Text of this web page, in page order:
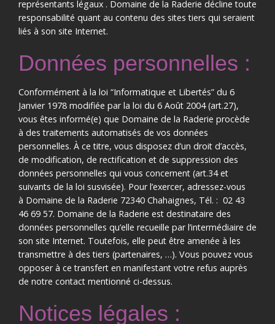
représentants légaux . Domaine de la Raderie décline toute
responsabilité quant au contenu des sites tiers qui seraient
liés à son site Internet.
Données personnelles :
Conformément à la loi “Informatique et Libertés” du 6
Janvier 1978 modifiée par la loi du 6 Août 2004 (art.27),
vous êtes informé(e) que Domaine de la Raderie procède
à des traitements automatisés de vos données
personnelles. À ce titre, vous disposez d’un droit d’accès,
de modification, de rectification et de suppression des
données personnelles qui vous concernent (art.34 et
suivants de la loi susvisée). Pour l’exercer, adressez-vous
à Domaine de la Raderie 72340 Chahaignes, Tél. : 02 43
46 69 57. Domaine de la Raderie est destinataire des
données personnelles qu’elle recueille par l’intermédiaire de
son site Internet. Toutefois, elle peut être amenée à les
transmettre à des tiers (partenaires, …). Vous pouvez vous
opposer à ce transfert en manifestant votre refus auprès
de notre contact mentionné ci-dessus.
Notices légales :